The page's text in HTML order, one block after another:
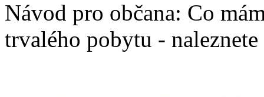
Návod pro občana: Co
trvalého pobytu - naleznete